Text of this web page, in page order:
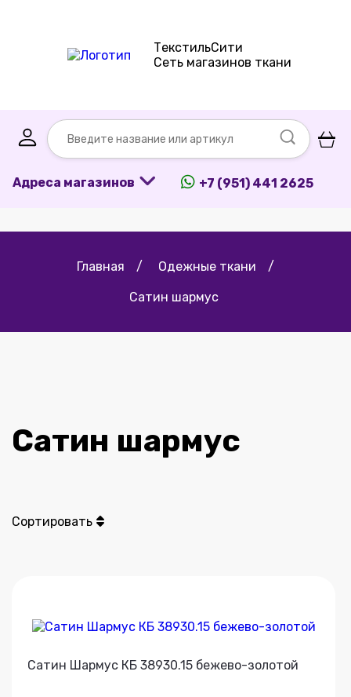
ТекстильСити
Сеть магазинов ткани
Адреса магазинов +7 (951) 441 2625
Главная / Одежные ткани /
Сатин шармус
Сатин шармус
Сортировать
Сатин Шармус КБ 38930.15 бежево-золотой